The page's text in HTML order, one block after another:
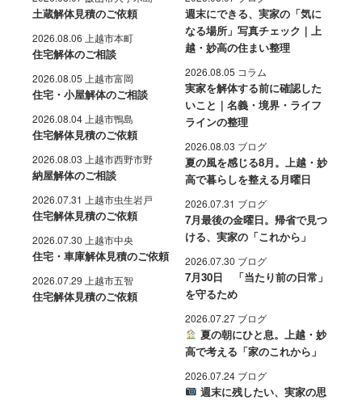
土蔵解体見積のご依頼
2026.08.06 上越市本町
住宅解体のご相談
2026.08.05 上越市富岡
住宅・小屋解体のご相談
2026.08.04 上越市鴨島
住宅解体見積のご依頼
2026.08.03 上越市西野市野
納屋解体のご相談
2026.07.31 上越市虫生岩戸
住宅解体見積のご依頼
2026.07.30 上越市中央
住宅・車庫解体見積のご依頼
2026.07.29 上越市五智
住宅解体見積のご依頼
週末にできる、実家の「気に
なる場所」写真チェック｜上
越・妙高の住まい整理
2026.08.05 コラム
実家を解体する前に確認した
いこと｜名義・境界・ライフ
ラインの整理
2026.08.03 ブログ
夏の風を感じる8月。上越・妙
高で暮らしを整える月曜日
2026.07.31 ブログ
7月最後の金曜日。帰省で見つ
ける、実家の「これから」
2026.07.30 ブログ
7月30日 「当たり前の日常」
を守るため
2026.07.27 ブログ
夏の朝にひと息。上越・妙
高で考える「家のこれから」
2026.07.24 ブログ
週末に残したい、実家の思